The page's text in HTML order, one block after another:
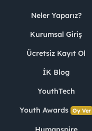
Neler Yaparız?
Kurumsal Giriş
Ücretsiz Kayıt Ol
İK Blog
YouthTech
Youth Awards Oy Ver